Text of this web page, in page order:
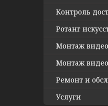
Контроль
Ротанг
Монтаж
Монтаж
Ремонт и
Услуги